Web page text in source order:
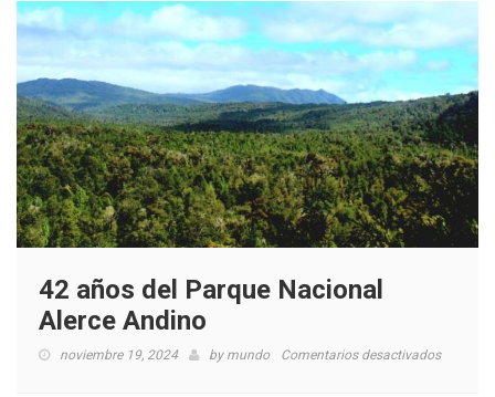
42 años del Parque Nacional
Alerce Andino
noviembre 19, 2024 by mundo Comentarios desactivadosen